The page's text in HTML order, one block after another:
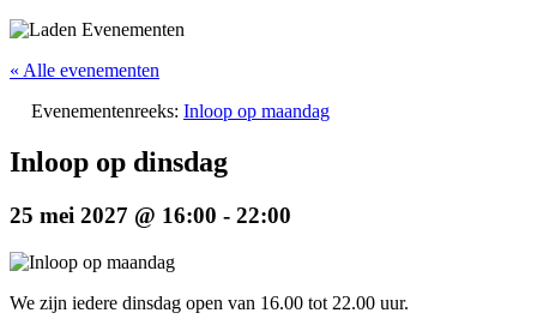
« Alle evenementen
Evenementenreeks: Inloop op maandag
Inloop op dinsdag
25 mei 2027 @ 16:00 - 22:00
We zijn iedere dinsdag open van 16.00 tot 22.00 uur.